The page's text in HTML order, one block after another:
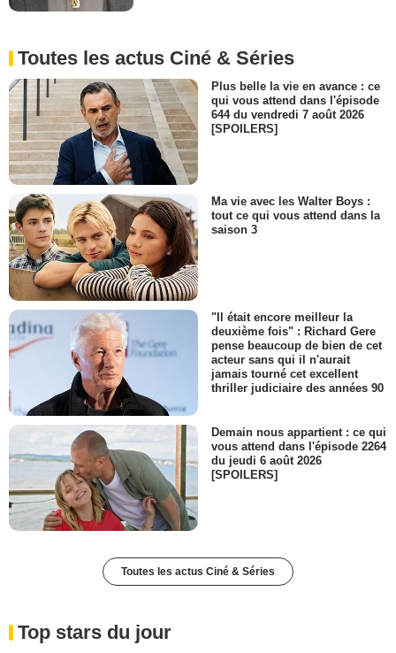
Toutes les actus Ciné & Séries
Plus belle la vie en avance : ce
qui vous attend dans l'épisode
644 du vendredi 7 août 2026
[SPOILERS]
Ma vie avec les Walter Boys :
tout ce qui vous attend dans la
saison 3
"Il était encore meilleur la
deuxième fois" : Richard Gere
pense beaucoup de bien de cet
acteur sans qui il n'aurait
jamais tourné cet excellent
thriller judiciaire des années 90
Demain nous appartient : ce qui
vous attend dans l'épisode 2264
du jeudi 6 août 2026
[SPOILERS]
Toutes les actus Ciné & Séries
Top stars du jour